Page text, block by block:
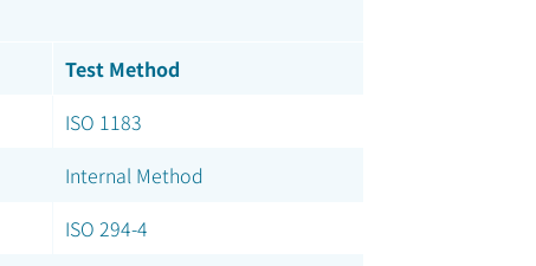
Test Method
ISO 1183
Internal Method
ISO 294-4